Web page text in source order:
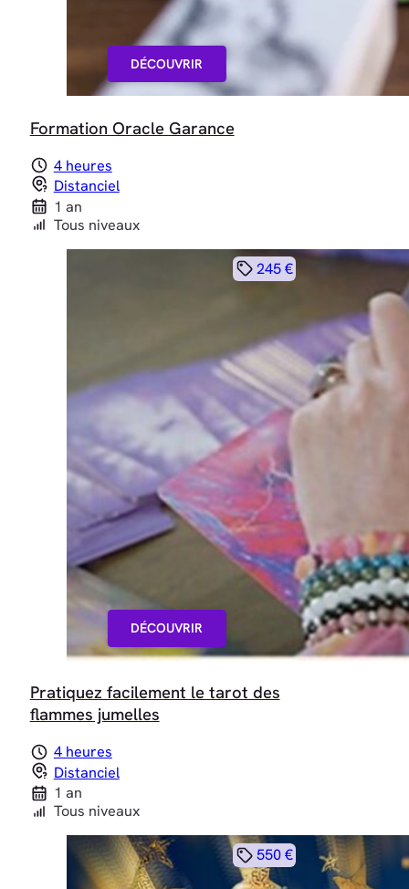
DÉCOUVRIR
Formation Oracle Garance
4 heures
Distanciel
1 an
Tous niveaux
DÉCOUVRIR
245 €
Pratiquez facilement le tarot des
flammes jumelles
4 heures
Distanciel
1 an
Tous niveaux
550 €